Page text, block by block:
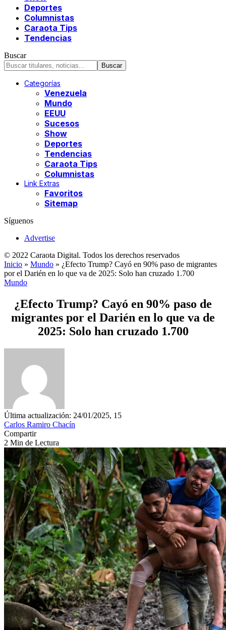
Deportes
Columnistas
Caraota Tips
Tendencias
Buscar
Categorías
Venezuela
Mundo
EEUU
Sucesos
Show
Deportes
Tendencias
Caraota Tips
Columnistas
Link Extras
Favoritos
Sitemap
Síguenos
Advertise
© 2022 Caraota Digital. Todos los derechos reservados
Inicio » Mundo » ¿Efecto Trump? Cayó en 90% paso de migrantes
por el Darién en lo que va de 2025: Solo han cruzado 1.700
Mundo
¿Efecto Trump? Cayó en 90% paso de
migrantes por el Darién en lo que va de
2025: Solo han cruzado 1.700
Última actualización: 24/01/2025, 15
Carlos Ramiro Chacín
Compartir
2 Min de Lectura